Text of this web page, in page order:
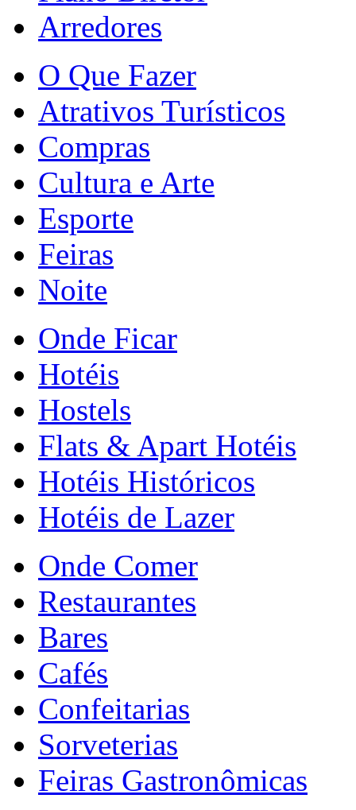
Arredores
O Que Fazer
Atrativos Turísticos
Compras
Cultura e Arte
Esporte
Feiras
Noite
Onde Ficar
Hotéis
Hostels
Flats & Apart Hotéis
Hotéis Históricos
Hotéis de Lazer
Onde Comer
Restaurantes
Bares
Cafés
Confeitarias
Sorveterias
Feiras Gastronômicas